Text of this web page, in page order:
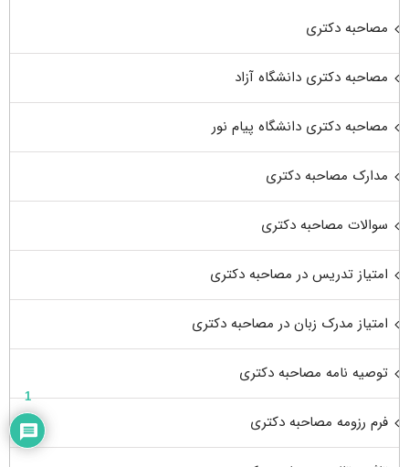
مصاحبه دکتری
مصاحبه دکتری دانشگاه آزاد
مصاحبه دکتری دانشگاه پیام نور
مدارک مصاحبه دکتری
سوالات مصاحبه دکتری
امتیاز تدریس در مصاحبه دکتری
امتیاز مدرک زبان در مصاحبه دکتری
توصیه نامه مصاحبه دکتری
فرم رزومه مصاحبه دکتری
1